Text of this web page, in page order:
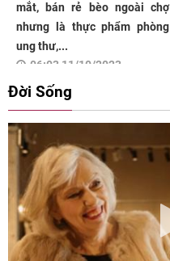
mắt, bán rẻ bèo ngoài chợ
nhưng là thực phẩm phòng
ung thư,...
06:03 11/10/2023
Đời Sống